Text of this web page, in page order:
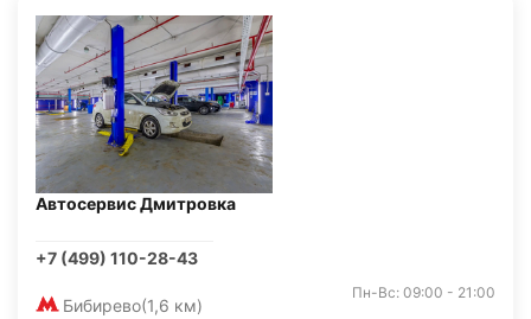
Автосервис Дмитровка
+7 (499) 110-28-43
Бибирево(1,6 км)
Пн-Вс: 09:00 - 21:00